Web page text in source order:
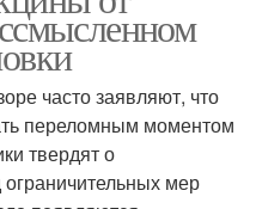
часто заявляют, что
переломным моментом
твердят о
мер